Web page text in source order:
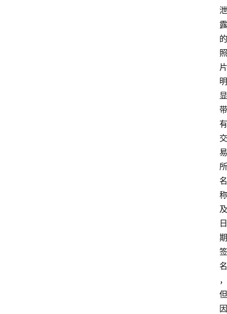
泄
露
的
照
片
明
显
带
有
交
易
所
名
称
及
日
期
签
名
，
但
因